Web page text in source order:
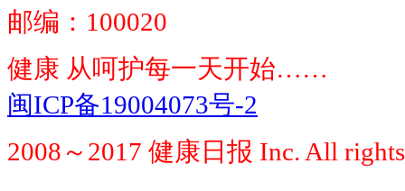
邮编：100020
健康 从呵护每一天开始……
闽ICP备19004073号-2
2008～2017 健康日报 Inc. All